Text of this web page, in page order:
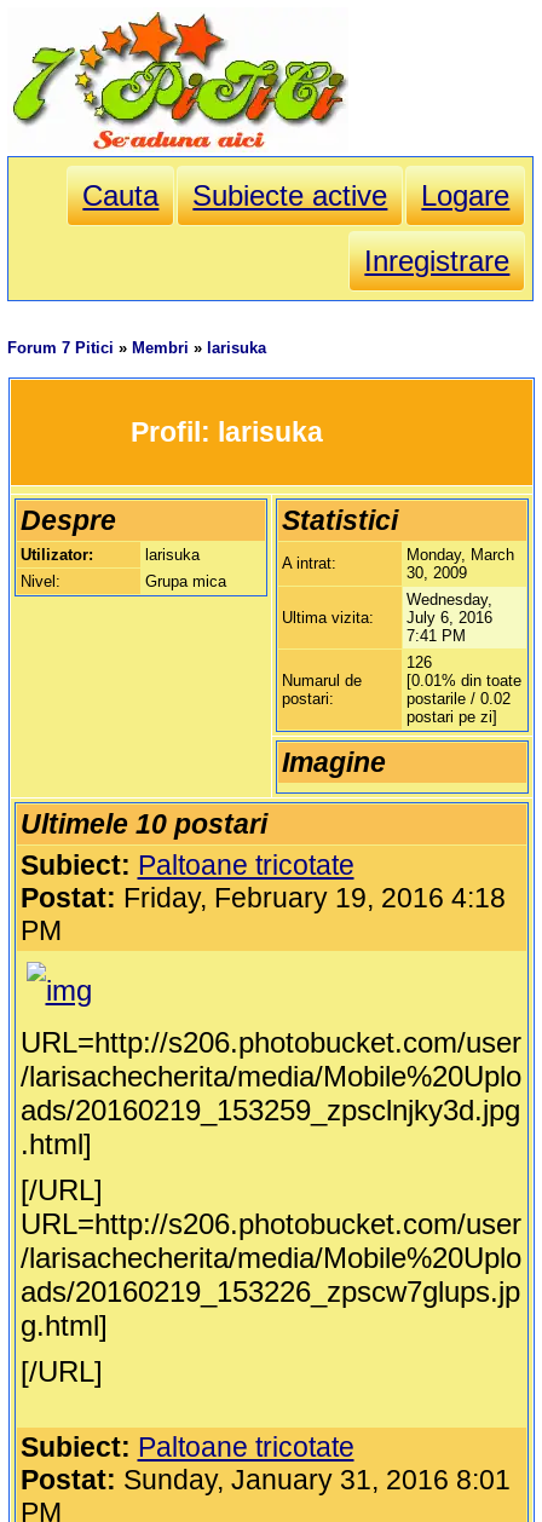
Cauta Subiecte active
Logare
Inregistrare
Forum 7 Pitici » Membri » larisuka
		Profil:
larisuka
Despre
Utilizator:
larisuka
Nivel:
Grupa mica
Statistici
A intrat:
Monday, March
30, 2009
Ultima vizita:
Wednesday,
July 6, 2016
7:41 PM
Numarul de
postari:
126
[0.01% din toate
postarile / 0.02
postari pe zi]
Imagine
Ultimele 10 postari
Subiect: Paltoane tricotate
Postat: Friday, February 19, 2016 4:18
PM
URL=http://s206.photobucket.com/user
/larisachecherita/media/Mobile%20Uplo
ads/20160219_153259_zpsclnjky3d.jpg
.html]
[/URL]
URL=http://s206.photobucket.com/user
/larisachecherita/media/Mobile%20Uplo
ads/20160219_153226_zpscw7glups.jp
g.html]
[/URL]
Subiect: Paltoane tricotate
Postat: Sunday, January 31, 2016 8:01
PM